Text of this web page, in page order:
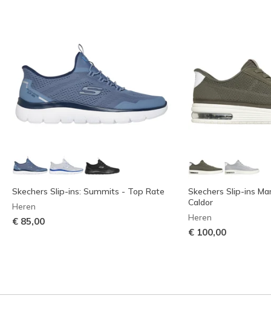
Skechers Slip-ins: Summits - Top Rate
Heren
€ 85,00
Skechers Slip-ins
Caldor
Heren
€ 100,00